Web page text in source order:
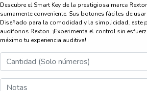
Descubre el Smart Key de la prestigiosa marca
sumamente conveniente. Sus botones fáciles de
Diseñado para la comodidad y la simplicidad, este
audífonos Rexton. ¡Experimenta el control sin
máximo tu experiencia auditiva!